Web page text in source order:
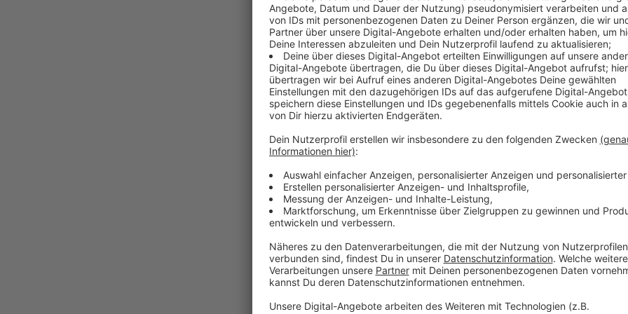
Veröffentlicht: Donnerstag, 09.04.2020 12:12
Anzeige
DEHOGa-Sprecher Thorsten Hellwig zum
Anzeige